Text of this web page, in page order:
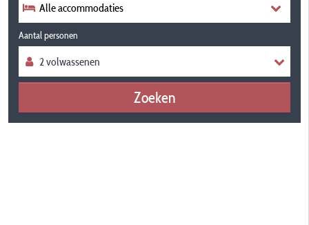
Alle accommodaties
Aantal personen
Zoeken